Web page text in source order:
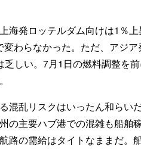
海発ロッテルダム向けは1％
わらなかった。ただ、アジ
しい。7月1日の燃料調整を
混乱リスクはいったん和らい
の主要ハブ港での混雑も船舶
路の需給はタイトなままだ。